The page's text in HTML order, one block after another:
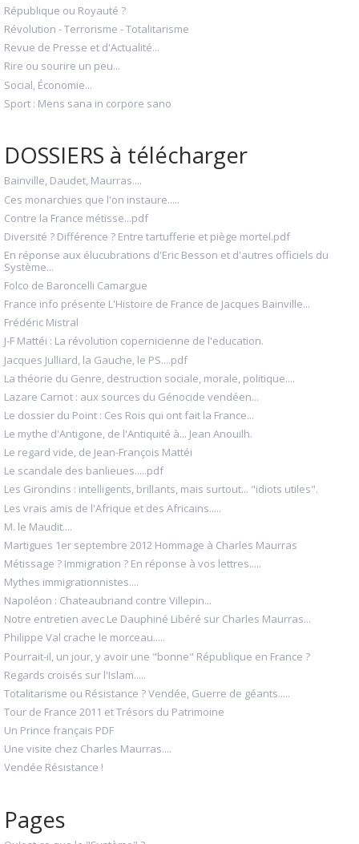
République ou Royauté ?
Révolution - Terrorisme - Totalitarisme
Revue de Presse et d'Actualité...
Rire ou sourire un peu...
Social, Économie...
Sport : Mens sana in corpore sano
DOSSIERS à télécharger
Bainville, Daudet, Maurras....
Ces monarchies que l'on instaure.....
Contre la France métisse...pdf
Diversité ? Différence ? Entre tartufferie et piège mortel.pdf
En réponse aux élucubrations d'Eric Besson et d'autres officiels du
Système...
Folco de Baroncelli Camargue
France info présente L'Histoire de France de Jacques Bainville...
Frédéric Mistral
J-F Mattéi : La révolution copernicienne de l'education.
Jacques Julliard, la Gauche, le PS....pdf
La théorie du Genre, destruction sociale, morale, politique....
Lazare Carnot : aux sources du Génocide vendéen...
Le dossier du Point : Ces Rois qui ont fait la France...
Le mythe d'Antigone, de l'Antiquité à... Jean Anouilh.
Le regard vide, de Jean-François Mattéi
Le scandale des banlieues.....pdf
Les Girondins : intelligents, brillants, mais surtout... "idiots utiles".
Les vrais amis de l'Afrique et des Africains.....
M. le Maudit....
Martigues 1er septembre 2012 Hommage à Charles Maurras
Métissage ? Immigration ? En réponse à vos lettres.....
Mythes immigrationnistes....
Napoléon : Chateaubriand contre Villepin...
Notre entretien avec Le Dauphiné Libéré sur Charles Maurras...
Philippe Val crache le morceau.....
Pourrait-il, un jour, y avoir une "bonne" République en France ?
Regards croisés sur l'Islam.....
Totalitarisme ou Résistance ? Vendée, Guerre de géants.....
Tour de France 2011 et Trésors du Patrimoine
Un Prince français PDF
Une visite chez Charles Maurras....
Vendée Résistance !
Pages